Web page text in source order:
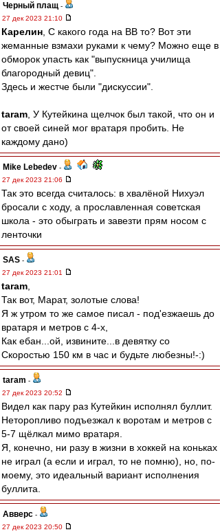
Черный плащ -
27 дек 2023 21:10
Карелин , С какого года на ВВ то? Вот эти
жеманные взмахи руками к чему? Можно еще в
обморок упасть как "выпускница училища
благородный девиц".
Здесь и жестче были "дискуссии".
taram , У Кутейкина щелчок был такой, что он и
от своей синей мог вратаря пробить. Не
каждому дано)
Mike Lebedev -
27 дек 2023 21:06
Так это всегда считалось: в хвалёной Нихуэл
бросали с ходу, а прославленная советская
школа - это обыграть и завезти прям носом с
ленточки
SAS -
27 дек 2023 21:01
taram
Так вот, Марат, золотые слова!
Я ж утром то же самое писал - под'езжаешь до
вратаря и метров с 4-х,
Как ебан...ой, извините...в девятку со
Скоростью 150 км в час и будьте любезны!-:)
taram -
27 дек 2023 20:52
Видел как пару раз Кутейкин исполнял буллит.
Неторопливо подъезжал к воротам и метров с
5-7 щёлкал мимо вратаря.
Я, конечно, ни разу в жизни в хоккей на коньках
не играл (а если и играл, то не помню), но, по-
моему, это идеальный вариант исполнения
буллита.
Авверс -
27 дек 2023 20:50